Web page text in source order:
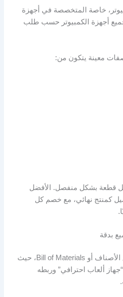
خاصة المتخصصة في أجهزة
أجهزة الكمبيوتر حسب طلب
معينة يتكون من:
قطعة بشكل منفصل. الأفضل
كمنتج نهائي، مع خصم كل
يدعم تاتش اب مفهوم تجميع الأصناف أو Bill of Materials، حيث
ألعاب احترافي” وربطه